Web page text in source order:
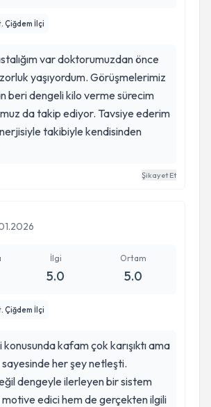
Çiğdem İlçi
var doktorumuzdan önce
yaşıyordum. Görüşmelerimiz
beri dengeli kilo verme sürecim
da takip ediyor. Tavsiye ederim
takibiyle kendisinden
Şikayet Et
İlgi
5.0
Ortam
5.0
Çiğdem İlçi
konusunda kafam çok karışıktı ama
her şey netleşti.
dengeyle ilerleyen bir sistem
edici hem de gerçekten ilgili